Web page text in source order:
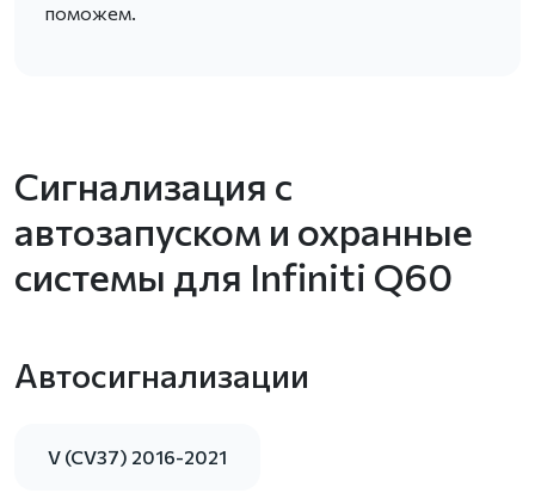
поможем.
Сигнализация с
автозапуском и охранные
системы для Infiniti Q60
Автосигнализации
V (CV37) 2016-2021